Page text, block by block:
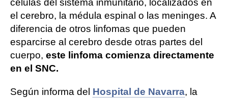
células del sistema inmunitario, localizados en
el cerebro, la médula espinal o las meninges. A
diferencia de otros linfomas que pueden
esparcirse al cerebro desde otras partes del
cuerpo, este linfoma comienza directamente
en el SNC.
Según informa del Hospital de Navarra, la